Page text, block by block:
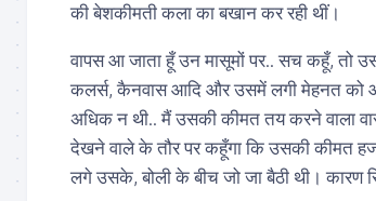
की बेशकीमती कला का बखान कर रही थीं।
वापस आ जाता हूँ उन मासूमों पर.. सच कहूँ, तो
कलर्स, कैनवास आदि और उसमें लगी मेहनत
अधिक न थी.. मैं उसकी कीमत तय करने वाला
देखने वाले के तौर पर कहूँगा कि उसकी कीमत
लगे उसके, बोली के बीच जो जा बैठी थी। कारण